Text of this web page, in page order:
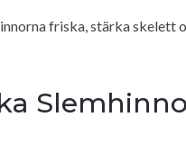
friska, stärka skelett